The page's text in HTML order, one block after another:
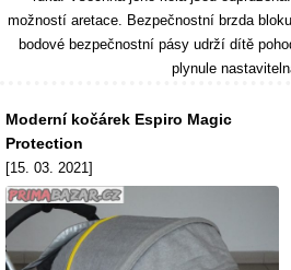
možností aretace. Bezpečnostní brzda
bodové bezpečnostní pásy udrží dítě
plynule
Moderní kočárek Espiro Magic
Protection
[15. 03. 2021]